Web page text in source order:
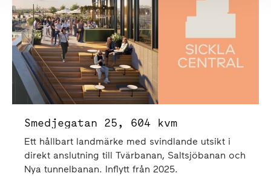
Smedjegatan 25, 604 kvm
Ett hållbart landmärke med svindlande utsikt i
direkt anslutning till Tvärbanan, Saltsjöbanan och
Nya tunnelbanan. Inflytt från 2025.